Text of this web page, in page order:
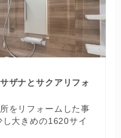
ザナとサクアリフォ
をリフォームした事
大きめの1620サイ